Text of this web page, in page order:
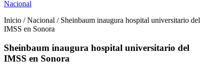
Nacional
Inicio / Nacional / Sheinbaum inaugura hospital universitario del
IMSS en Sonora
Sheinbaum inaugura hospital universitario del
IMSS en Sonora